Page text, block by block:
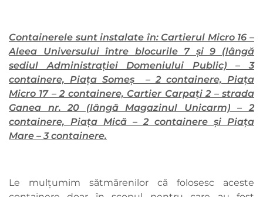
Containerele sunt instalate în: Cartierul Micro 16 –
Aleea Universului între blocurile 7 și 9 (lângă
sediul Administrației Domeniului Public) – 3
containere, Piața Someș – 2 containere, Piața
Micro 17 – 2 containere, Cartier Carpați 2 – strada
Ganea nr. 20 (lângă Magazinul Unicarm) – 2
containere, Piața Mică – 2 containere și Piața
Mare – 3 containere.
Le mulțumim sătmărenilor că folosesc aceste